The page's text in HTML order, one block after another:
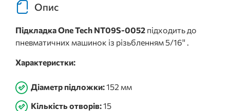
Опис
Підкладка One Tech NT09S-0052 підходить до
пневматичних машинок із різьбленням 5/16'' .
Характеристки:
Діаметр підложки:152 мм
Кількість отворів:15